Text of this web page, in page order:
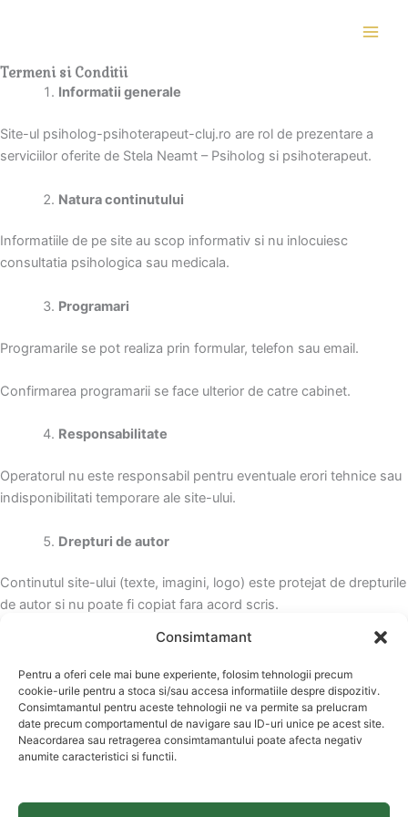
Consimtamant
Pentru a oferi cele mai bune experiente, folosim tehnologii precum
cookie-urile pentru a stoca si/sau accesa informatiile despre dispozitiv.
Consimtamantul pentru aceste tehnologii ne va permite sa prelucram
date precum comportamentul de navigare sau ID-uri unice pe acest site.
Neacordarea sau retragerea consimtamantului poate afecta negativ
anumite caracteristici si functii.
Termeni si Conditii
Informatii generale
Site-ul psiholog-psihoterapeut-cluj.ro are rol de prezentare a
serviciilor oferite de Stela Neamt – Psiholog si psihoterapeut.
Natura continutului
Informatiile de pe site au scop informativ si nu inlocuiesc
consultatia psihologica sau medicala.
Programari
Programarile se pot realiza prin formular, telefon sau email.
Confirmarea programarii se face ulterior de catre cabinet.
Responsabilitate
Operatorul nu este responsabil pentru eventuale erori tehnice sau
indisponibilitati temporare ale site-ului.
Drepturi de autor
Continutul site-ului (texte, imagini, logo) este protejat de drepturile
de autor si nu poate fi copiat fara acord scris.
Termenii pot fi modificati fara notificare prealabila.